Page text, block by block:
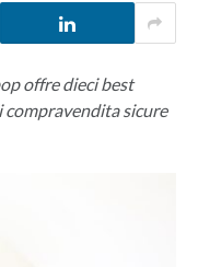
offre dieci best
sicure